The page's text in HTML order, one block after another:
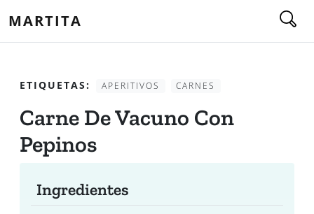
MARTITA
ETIQUETAS: APERITIVOS CARNES
Carne De Vacuno Con
Pepinos
Ingredientes